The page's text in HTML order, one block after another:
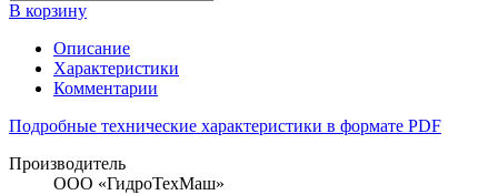
В корзину
Описание
Характеристики
Комментарии
Подробные технические характеристики в формате PDF
Производитель
ООО «ГидроТехМаш»